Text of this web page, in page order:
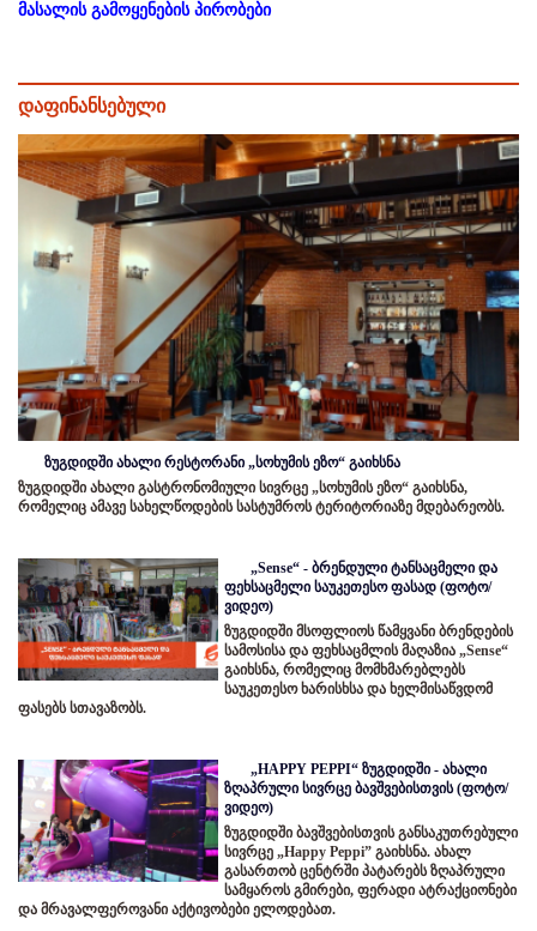
მასალის გამოყენების პირობები
დაფინანსებული
ზუგდიდში ახალი რესტორანი „სოხუმის ეზო“ გაიხსნა
ზუგდიდში ახალი გასტრონომიული სივრცე „სოხუმის ეზო“ გაიხსნა,
რომელიც ამავე სახელწოდების სასტუმროს ტერიტორიაზე მდებარეობს.
„Sense“ - ბრენდული ტანსაცმელი და
ფეხსაცმელი საუკეთესო ფასად (ფოტო/
ვიდეო)
ზუგდიდში მსოფლიოს წამყვანი ბრენდების
სამოსისა და ფეხსაცმლის მაღაზია „Sense“
გაიხსნა, რომელიც მომხმარებლებს
საუკეთესო ხარისხსა და ხელმისაწვდომ
ფასებს სთავაზობს.
„HAPPY PEPPI“ ზუგდიდში - ახალი
ზღაპრული სივრცე ბავშვებისთვის (ფოტო/
ვიდეო)
ზუგდიდში ბავშვებისთვის განსაკუთრებული
სივრცე „Happy Peppi” გაიხსნა. ახალ
გასართობ ცენტრში პატარებს ზღაპრული
სამყაროს გმირები, ფერადი ატრაქციონები
და მრავალფეროვანი აქტივობები ელოდებათ.